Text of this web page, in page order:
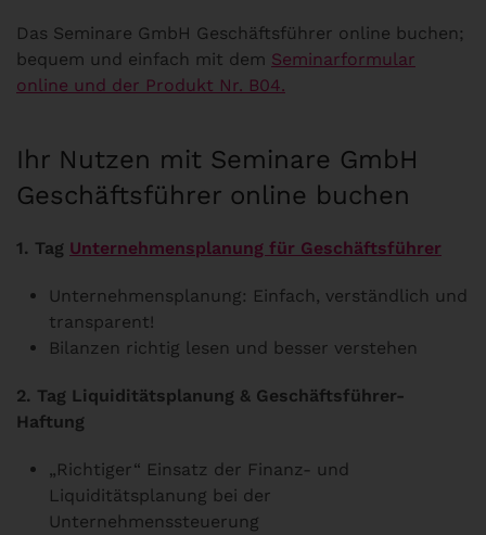
Das Seminare GmbH Geschäftsführer online buchen;
bequem und einfach mit dem Seminarformular
online und der Produkt Nr. B04.
Ihr Nutzen mit Seminare GmbH
Geschäftsführer online buchen
1. Tag Unternehmensplanung für Geschäftsführer
Unternehmensplanung: Einfach, verständlich und
transparent!
Bilanzen richtig lesen und besser verstehen
2. Tag Liquiditätsplanung & Geschäftsführer-
Haftung
„Richtiger“ Einsatz der Finanz- und
Liquiditätsplanung bei der
Unternehmenssteuerung